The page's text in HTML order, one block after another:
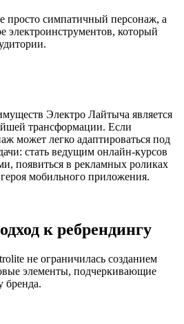
просто симпатичный персонаж, а
электроинструментов, который
Электро Лайтыча является
трансформации. Если
может легко адаптироваться под
стать ведущим онлайн-курсов
появиться в рекламных роликах
мобильного приложения.
к ребрендингу
не ограничилась созданием
элементы, подчеркивающие
бренда.